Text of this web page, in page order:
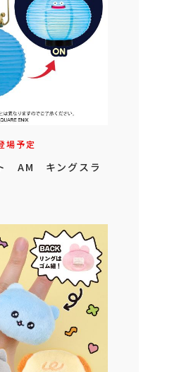
場予定
AM キングスラ